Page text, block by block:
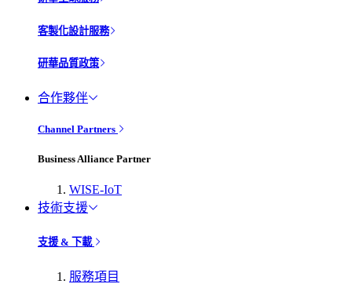
客製化設計服務
研華品質政策
合作夥伴
Channel Partners
Business Alliance Partner
WISE-IoT
技術支援
支援 & 下載
服務項目